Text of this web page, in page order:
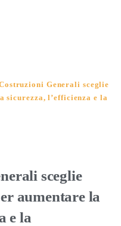
Generali sceglie
sicurezza, l’efficienza e la
sceglie
aumentare la
e la